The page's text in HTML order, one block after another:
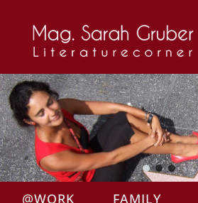
@WORK FAMILY